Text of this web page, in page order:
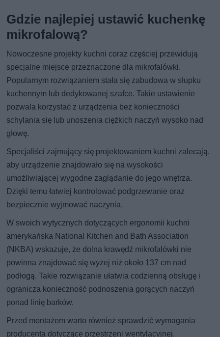
Gdzie najlepiej ustawić kuchenkę
mikrofalową?
Nowoczesne projekty kuchni coraz częściej przewidują
specjalne miejsce przeznaczone dla mikrofalówki.
Popularnym rozwiązaniem stała się zabudowa w słupku
kuchennym lub dedykowanej szafce. Takie ustawienie
pozwala korzystać z urządzenia bez konieczności
schylania się lub unoszenia ciężkich naczyń wysoko nad
głowę.
Specjaliści zajmujący się projektowaniem kuchni zalecają,
aby urządzenie znajdowało się na wysokości
umożliwiającej wygodne zaglądanie do jego wnętrza.
Dzięki temu łatwiej kontrolować podgrzewanie oraz
bezpiecznie wyjmować naczynia.
W swoich wytycznych dotyczących ergonomii kuchni
amerykańska National Kitchen and Bath Association
(NKBA) wskazuje, że dolna krawędź mikrofalówki nie
powinna znajdować się wyżej niż około 137 cm nad
podłogą. Takie rozwiązanie ułatwia codzienną obsługę i
ogranicza konieczność podnoszenia gorących naczyń
ponad linię barków.
Przed montażem warto również sprawdzić wymagania
producenta dotyczące przestrzeni wentylacyjnej.